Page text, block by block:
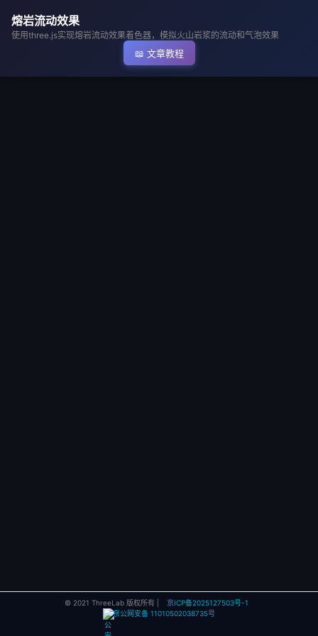
熔岩流动效果
使用three.js实现熔岩流动效果着色器，模拟火山岩浆的流动和气泡效果
📖 文章教程
© 2021 ThreeLab 版权所有 |
京ICP备2025127503号-1
京公网安备 11010502038735号